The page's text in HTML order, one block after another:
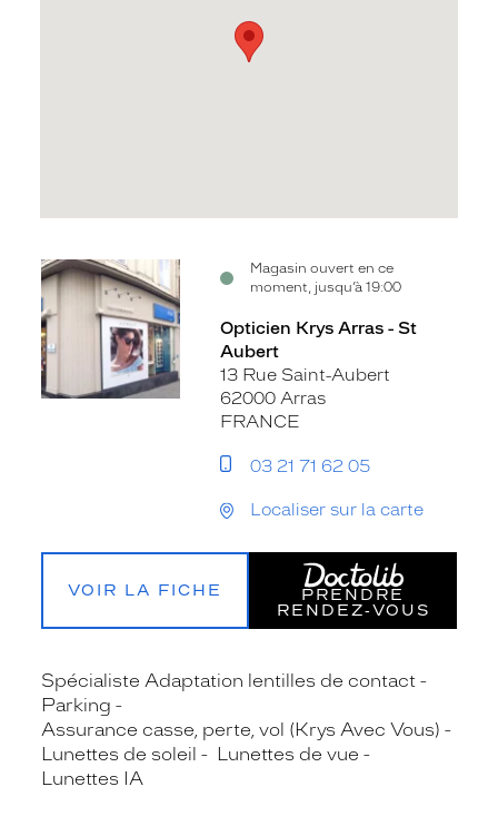
Magasin ouvert en ce
moment, jusqu’à 19:00
Voir
la
fiche
Opticien Krys Arras - St
Aubert
13 Rue Saint-Aubert
62000 Arras
FRANCE
03 21 71 62 05
Localiser sur la carte
VOIR LA FICHE
PRENDRE
RENDEZ‑VOUS
Spécialiste Adaptation lentilles de contact
Parking
Assurance casse, perte, vol (Krys Avec Vous)
Lunettes de soleil
Lunettes de vue
Lunettes IA